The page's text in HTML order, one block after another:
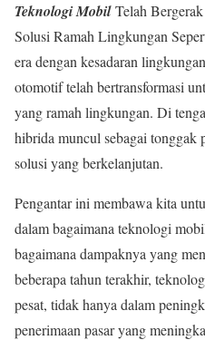
Teknologi MobilTelah
Solusi Ramah Lingkungan
era dengan kesadaran
otomotif telah bertransformasi
yang ramah lingkungan. Di
hibrida muncul sebagai tonggak
solusi yang berkelanjutan.
Pengantar ini membawa kita
dalam bagaimana teknologi
bagaimana dampaknya yang
beberapa tahun terakhir,
pesat, tidak hanya dalam
penerimaan pasar yang